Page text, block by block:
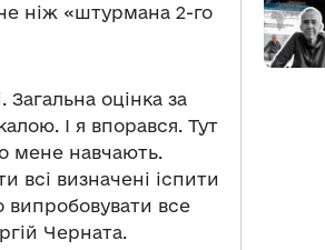
ніж «штурмана 2-го
оцінка за
І я впорався. Тут
мене навчають.
всі визначені іспити
все
Черната.